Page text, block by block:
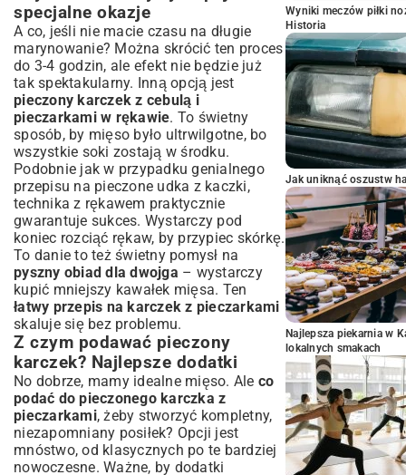
specjalne okazje
A co, jeśli nie macie czasu na długie
marynowanie? Można skrócić ten proces
do 3-4 godzin, ale efekt nie będzie już
tak spektakularny. Inną opcją jest
pieczony karczek z cebulą i
pieczarkami w rękawie. To świetny
sposób, by mięso było ultrwilgotne, bo
wszystkie soki zostają w środku.
Podobnie jak w przypadku genialnego
przepisu na pieczone udka z kaczki,
technika z rękawem praktycznie
gwarantuje sukces. Wystarczy pod
koniec rozciąć rękaw, by przypiec skórkę.
To danie to też świetny pomysł na
pyszny obiad dla dwojga – wystarczy
kupić mniejszy kawałek mięsa. Ten
łatwy przepis na karczek z pieczarkami
skaluje się bez problemu.
Z czym podawać pieczony
karczek? Najlepsze dodatki
No dobrze, mamy idealne mięso. Ale co
podać do pieczonego karczka z
pieczarkami, żeby stworzyć kompletny,
niezapomniany posiłek? Opcji jest
mnóstwo, od klasycznych po te bardziej
nowoczesne. Ważne, by dodatki
Wyniki meczów piłki
Historia
Jak uniknąć oszustw
Najlepsza piekarnia w
lokalnych smakach